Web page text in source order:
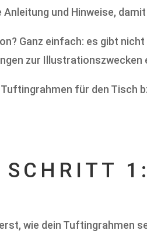
und Hinweise,
Ganz einfach: es gibt
zur
für den Tisch
SCHRITT 1:
wie dein Tuftingrahmen